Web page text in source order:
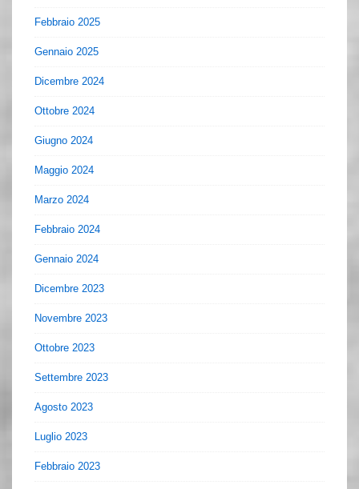
Febbraio 2025
Gennaio 2025
Dicembre 2024
Ottobre 2024
Giugno 2024
Maggio 2024
Marzo 2024
Febbraio 2024
Gennaio 2024
Dicembre 2023
Novembre 2023
Ottobre 2023
Settembre 2023
Agosto 2023
Luglio 2023
Febbraio 2023